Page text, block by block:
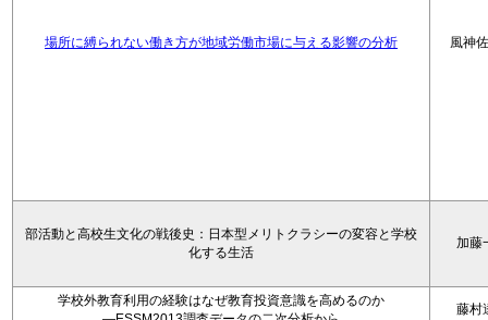
場所に縛られない働き方が地域労働市場に与える影響の分析 風神
部活動と高校生文化の戦後史：日本型メリトクラシーの変容と学校
化する生活
加藤
学校外教育利用の経験はなぜ教育投資意識を高めるのか
藤村